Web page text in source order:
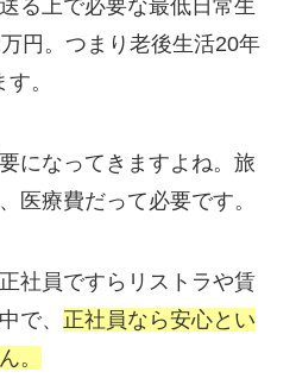
る上で必要な最低日常生
円。つまり老後生活20年
。
になってきますよね。旅
医療費だって必要です。
社員ですらリストラや賃
で、 正社員なら安心とい
。